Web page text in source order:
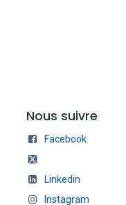
Nous suivre
Facebook
Linkedin
Instagram